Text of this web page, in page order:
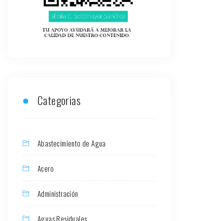
Categorias
Abastecimiento de Agua
Acero
Administración
Aguas Residuales